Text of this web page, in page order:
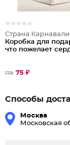
Страна
Коробка для
что пожелает
179 75 ₽
Способы
Москва
Московская